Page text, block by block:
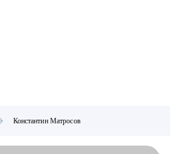
Константин Матросов